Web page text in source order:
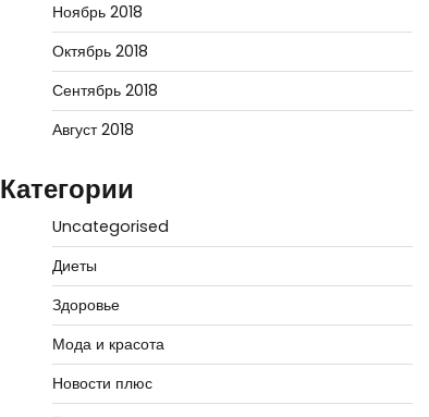
Ноябрь 2018
Октябрь 2018
Сентябрь 2018
Август 2018
Категории
Uncategorised
Диеты
Здоровье
Мода и красота
Новости плюс